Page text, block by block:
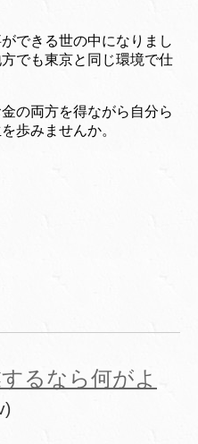
できる世の中になりまし
でも東京と同じ環境で仕
の両方を得ながら自分ら
歩みませんか。
るなら何がよ